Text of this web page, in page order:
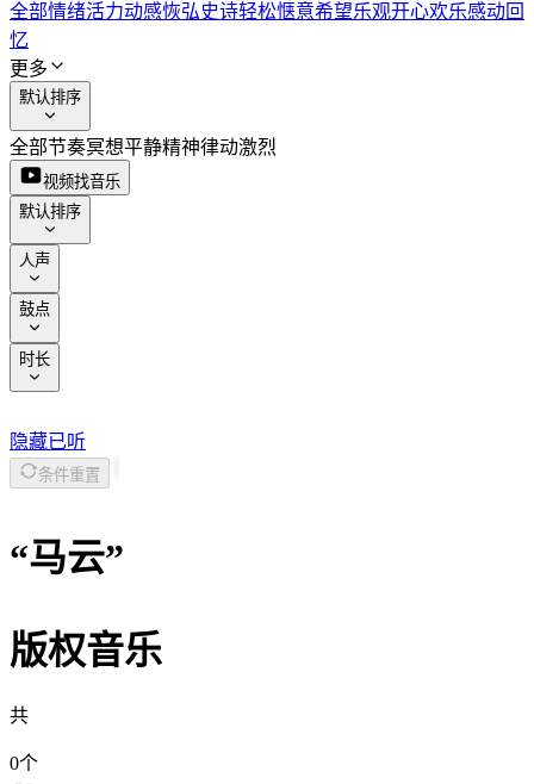
全部情绪活力动感恢弘史诗轻松惬意希望乐观开心欢乐感动回
忆
更多
默认排序
全部节奏冥想平静精神律动激烈
视频找音乐
默认排序
人声
鼓点
时长
隐藏已听
条件重置
“马云”
版权音乐
共
0个